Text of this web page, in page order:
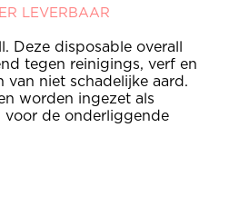
LEVERBAAR
Deze disposable overall
tegen reinigings, verf en
van niet schadelijke aard.
worden ingezet als
voor de onderliggende